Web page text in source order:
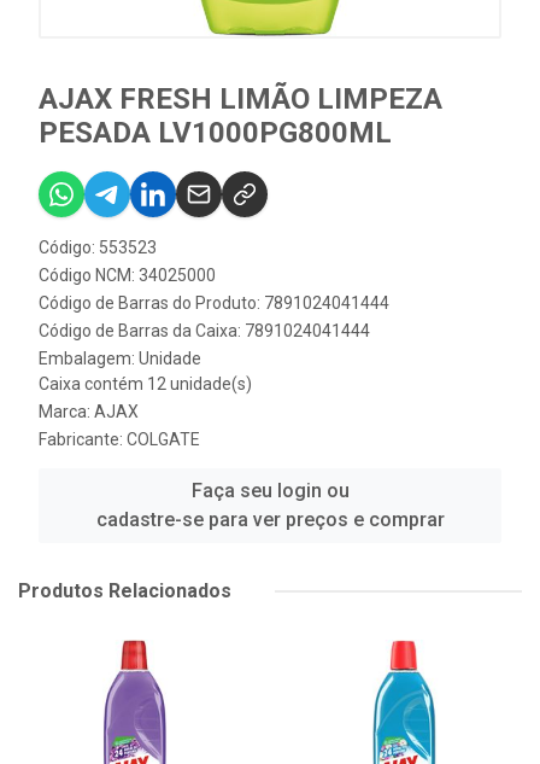
AJAX FRESH LIMÃO LIMPEZA
PESADA LV1000PG800ML
Código: 553523
Código NCM: 34025000
Código de Barras do Produto: 7891024041444
Código de Barras da Caixa: 7891024041444
Embalagem: Unidade
Caixa contém 12 unidade(s)
Marca: AJAX
Fabricante: COLGATE
Faça seu login ou
cadastre-se para ver preços e comprar
Produtos Relacionados